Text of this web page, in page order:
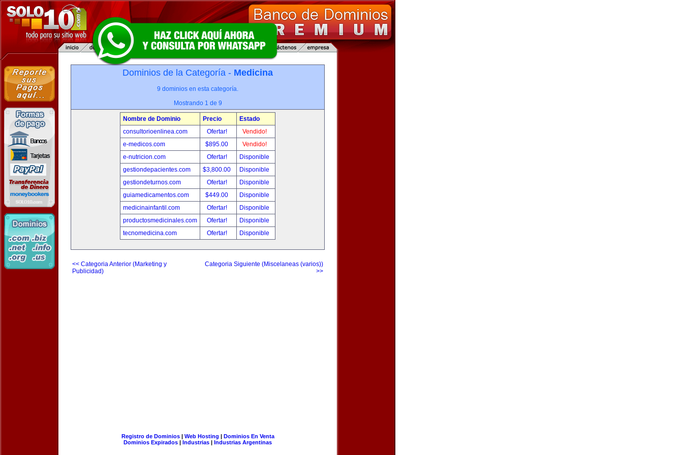
Dominios de la Categoría - Medicina
9 dominios en esta categoría.
Mostrando 1 de 9
Nombre de Dominio Precio
Estado
consultorioenlinea.com
Ofertar!
Vendido!
e-medicos.com
$895.00
Vendido!
e-nutricion.com
Ofertar!
Disponible
gestiondepacientes.com
$3,800.00
Disponible
gestiondeturnos.com
Ofertar!
Disponible
guiamedicamentos.com
$449.00
Disponible
medicinainfantil.com
Ofertar!
Disponible
productosmedicinales.com
Ofertar!
Disponible
tecnomedicina.com
Ofertar! Disponible
<< Categoria Anterior (Marketing y
Publicidad)
Categoria Siguiente (Miscelaneas (varios))
>>
Registro de Dominios| Web Hosting | Dominios En Venta
Dominios Expirados | Industrias | Industrias Argentinas